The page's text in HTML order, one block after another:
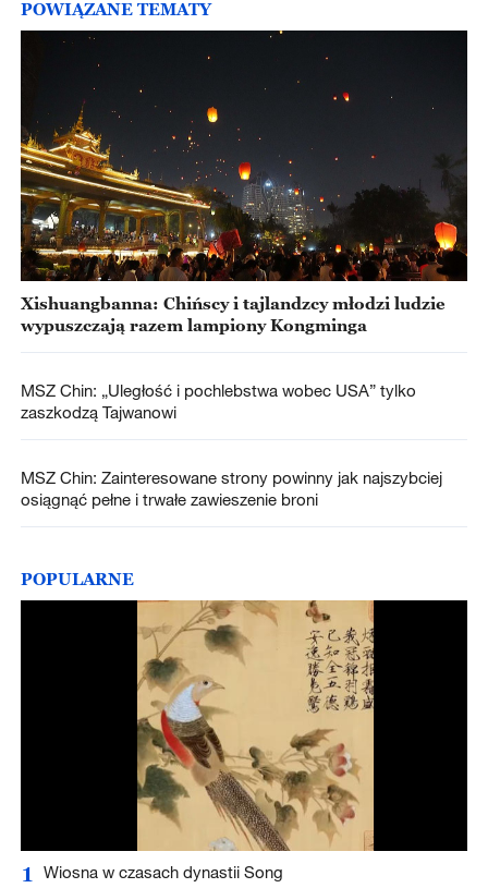
POWIĄZANE TEMATY
Xishuangbanna: Chińscy i tajlandzcy młodzi ludzie
wypuszczają razem lampiony Kongminga
MSZ Chin: „Uległość i pochlebstwa wobec USA” tylko
zaszkodzą Tajwanowi
MSZ Chin: Zainteresowane strony powinny jak najszybciej
osiągnąć pełne i trwałe zawieszenie broni
POPULARNE
1 Wiosna w czasach dynastii Song